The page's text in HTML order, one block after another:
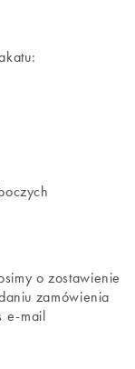
o zostawienie
zamówienia
e-mail